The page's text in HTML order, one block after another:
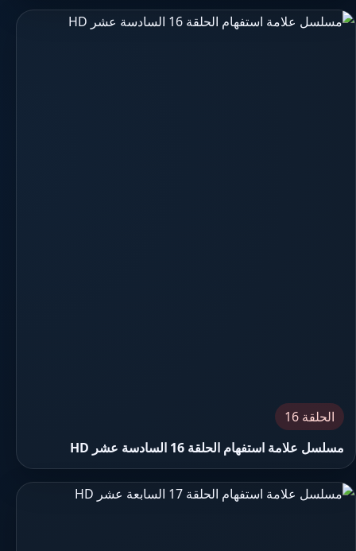
الحلقة 16
مسلسل علامة استفهام الحلقة 16 السادسة عشر HD